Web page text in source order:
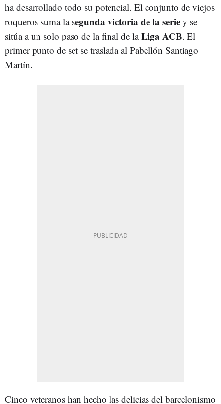
ha desarrollado todo su potencial. El conjunto de viejos
roqueros suma la segunda victoria de la serie y se
sitúa a un solo paso de la final de laLiga ACB. El
primer punto de set se traslada al Pabellón Santiago
Martín.
Cinco veteranos han hecho las delicias del barcelonismo